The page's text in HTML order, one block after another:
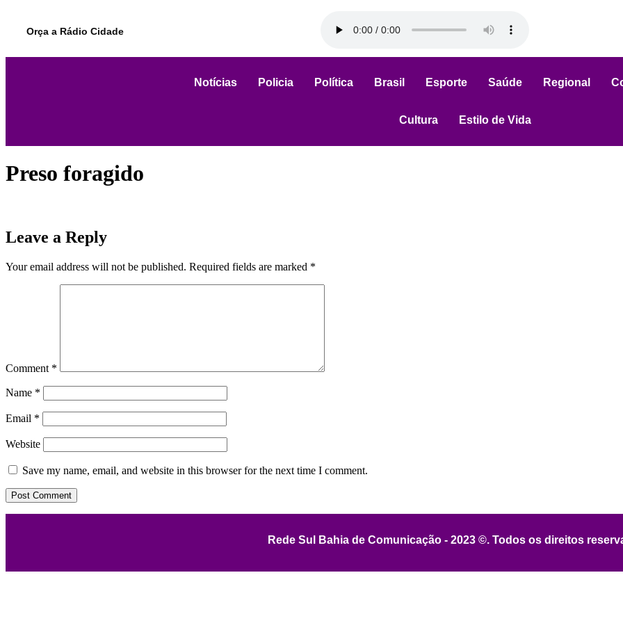
Orça a Rádio Cidade
Notícias Policia Política Brasil Esporte Saúde Regional
Cultura Estilo de Vida
Preso foragido
Leave a Reply
Your email address will not be published. Required fields are marked *
Comment *
Name *
Email *
Website
Save my name, email, and website in this browser for the next time I comment.
Rede Sul Bahia de Comunicação - 2023 ©. Todos os direitos